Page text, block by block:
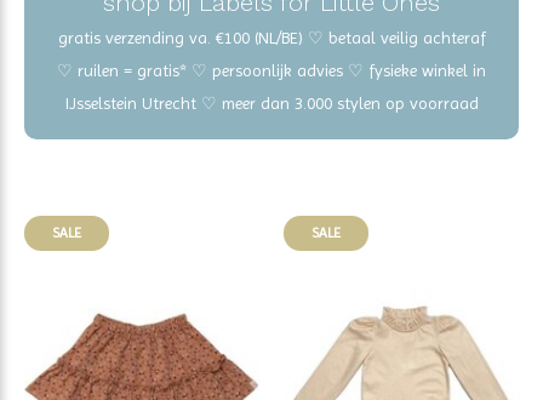
gratis verzending va. €100 (NL/BE) ♡ betaal veilig achteraf
♡ ruilen = gratis* ♡ persoonlijk advies ♡ fysieke winkel in
IJsselstein Utrecht ♡ meer dan 3.000 stylen op voorraad
SALE SALE